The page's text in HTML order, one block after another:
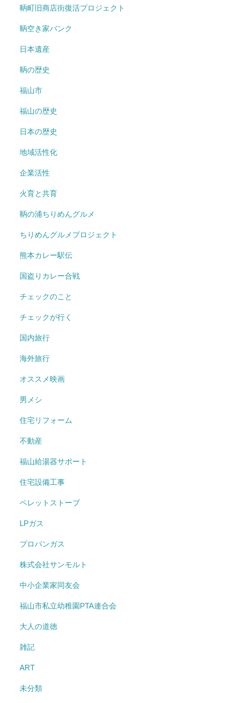
鞆町旧商店街復活プロジェクト
鞆空き家バンク
日本遺産
鞆の歴史
福山市
福山の歴史
日本の歴史
地域活性化
企業活性
火育と共育
鞆の浦ちりめんグルメ
ちりめんグルメプロジェクト
熊本カレー駅伝
国盗りカレー合戦
チェックのこと
チェックが行く
国内旅行
海外旅行
オススメ映画
男メシ
住宅リフォーム
不動産
福山給湯器サポート
住宅設備工事
ペレットストーブ
LPガス
プロパンガス
株式会社サンモルト
中小企業家同友会
福山市私立幼稚園PTA連合会
大人の道徳
雑記
ART
未分類